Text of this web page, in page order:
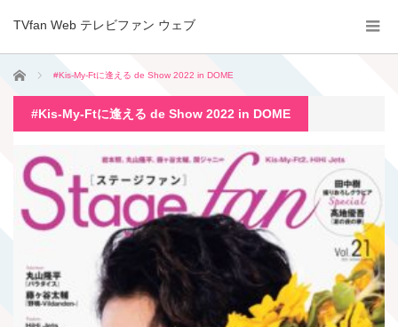
TVfan Web テレビファン ウェブ
ホーム #Kis-My-Ftに逢える de Show 2022 in DOME
#Kis-My-Ftに逢える de Show 2022 in DOME